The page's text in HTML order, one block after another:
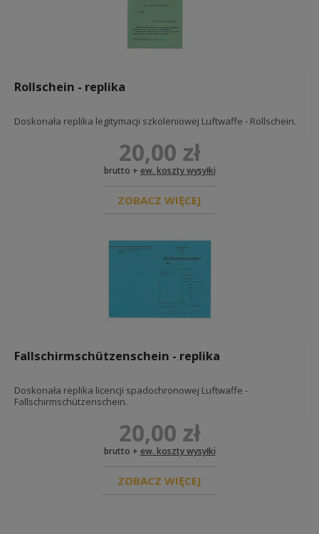
Rollschein - replika
Doskonała replika legitymacji szkoleniowej Luftwaffe - Rollschein.
20,00 zł
brutto + ew. koszty wysyłki
ZOBACZ WIĘCEJ
Fallschirmschützenschein - replika
Doskonała replika licencji spadochronowej Luftwaffe -
Fallschirmschützenschein.
20,00 zł
brutto + ew. koszty wysyłki
ZOBACZ WIĘCEJ